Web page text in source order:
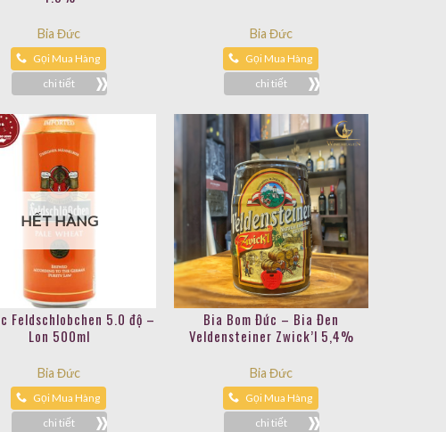
Bia Đức
Gọi Mua Hàng
chi tiết
Bia Đức
Gọi Mua Hàng
chi tiết
HẾT HÀNG
Feldschlobchen 5.0 độ –
Lon 500ml
Bia Đức
Gọi Mua Hàng
chi tiết
Bia Bom Đức – Bia Đen
Veldensteiner Zwick’l 5,4%
Bia Đức
Gọi Mua Hàng
chi tiết